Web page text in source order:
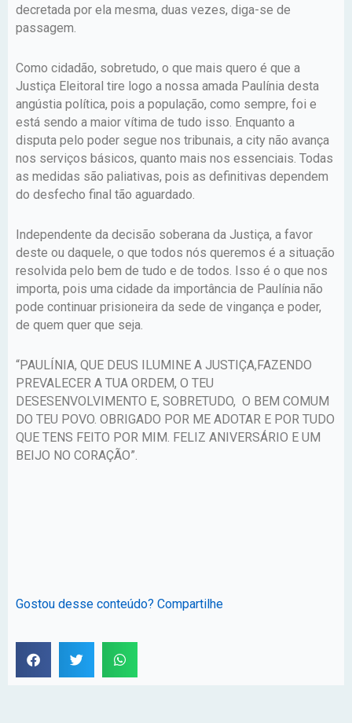
decretada por ela mesma, duas vezes, diga-se de
passagem.
Como cidadão, sobretudo, o que mais quero é que a
Justiça Eleitoral tire logo a nossa amada Paulínia desta
angústia política, pois a população, como sempre, foi e
está sendo a maior vítima de tudo isso. Enquanto a
disputa pelo poder segue nos tribunais, a city não avança
nos serviços básicos, quanto mais nos essenciais. Todas
as medidas são paliativas, pois as definitivas dependem
do desfecho final tão aguardado.
Independente da decisão soberana da Justiça, a favor
deste ou daquele, o que todos nós queremos é a situação
resolvida pelo bem de tudo e de todos. Isso é o que nos
importa, pois uma cidade da importância de Paulínia não
pode continuar prisioneira da sede de vingança e poder,
de quem quer que seja.
“PAULÍNIA, QUE DEUS ILUMINE A JUSTIÇA,FAZENDO
PREVALECER A TUA ORDEM, O TEU
DESESENVOLVIMENTO E, SOBRETUDO, O BEM COMUM
DO TEU POVO. OBRIGADO POR ME ADOTAR E POR TUDO
QUE TENS FEITO POR MIM. FELIZ ANIVERSÁRIO E UM
BEIJO NO CORAÇÃO”.
Gostou desse conteúdo? Compartilhe